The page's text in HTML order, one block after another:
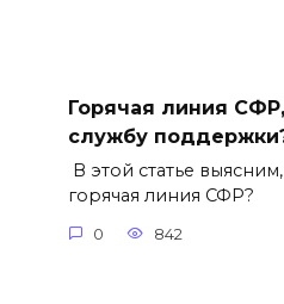
Горячая линия
службу
В этой статье
горячая линия СФР?
0 842